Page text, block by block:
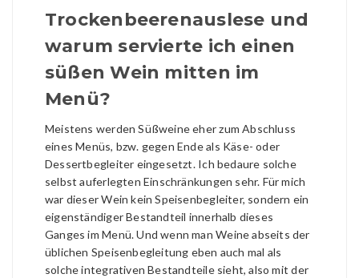
Trockenbeerenauslese und
warum servierte ich einen
süßen Wein mitten im
Menü?
Meistens werden Süßweine eher zum Abschluss
eines Menüs, bzw. gegen Ende als Käse- oder
Dessertbegleiter eingesetzt. Ich bedaure solche
selbst auferlegten Einschränkungen sehr. Für mich
war dieser Wein kein Speisenbegleiter, sondern ein
eigenständiger Bestandteil innerhalb dieses
Ganges im Menü. Und wenn man Weine abseits der
üblichen Speisenbegleitung eben auch mal als
solche integrativen Bestandteile sieht, also mit der